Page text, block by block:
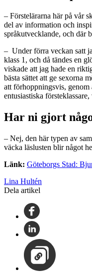
– Förstelärarna här på vår
del av information och
språkutvecklande, och där
– Under förra veckan satt
klass 1, och då tändes en
viskade att jag hade en
bästa sättet att ge sexorna
att förhoppningsvis, genom
entusiastiska
Har ni gjort
– Nej, den här typen av
väcka läslusten blir något
Länk: Göteborgs Stad:
Lina Hultén
Dela artikel